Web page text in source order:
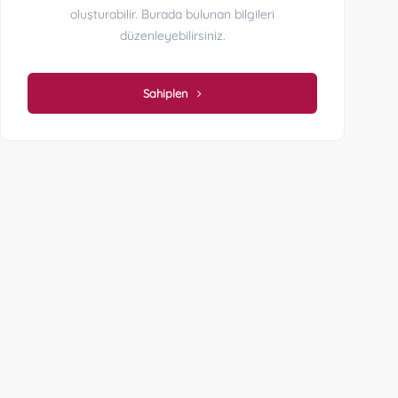
oluşturabilir. Burada bulunan bilgileri
düzenleyebilirsiniz.
Sahiplen